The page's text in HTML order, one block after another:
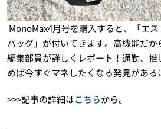
MonoMax4月号を購入すると、「エ
バッグ」が付いてきます。高機能だか
編集部員が詳しくレポート！通勤、
めば今すぐマネしたくなる発見がある
>>>記事の詳細はこちらから。